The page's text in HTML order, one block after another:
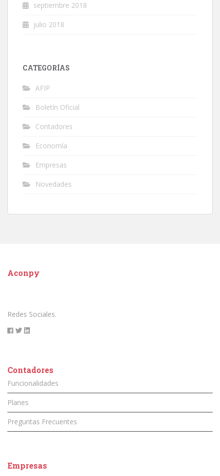
septiembre 2018
julio 2018
CATEGORÍAS
AFIP
Boletín Oficial
Contadores
Economía
Empresas
Novedades
Aconpy
Redes Sociales.
Contadores
Funcionalidades
Planes
Preguntas Frecuentes
Empresas